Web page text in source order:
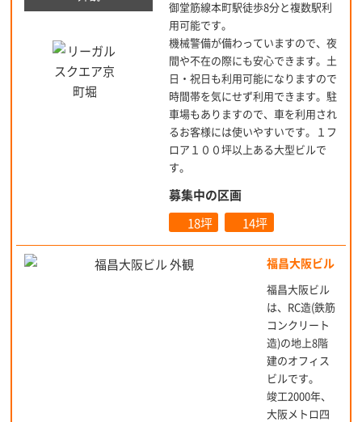
御堂筋線本町駅徒歩8分と複数駅利
用可能です。
機械警備が備わっていますので、夜
間や不在の際にも安心できます。土
日・祝日も利用可能になりますので
時間帯を気にせず利用できます。駐
車場もありますので、車を利用され
るお客様には使いやすいです。１フ
ロア１００坪以上ある大型ビルで
す。
募集中の区画
18坪
14坪
福昌大阪ビル
福昌大阪ビル
は、RC造(鉄筋
コンクリート
造)の地上8階
建のオフィス
ビルです。
竣工2000年、
大阪メトロ四